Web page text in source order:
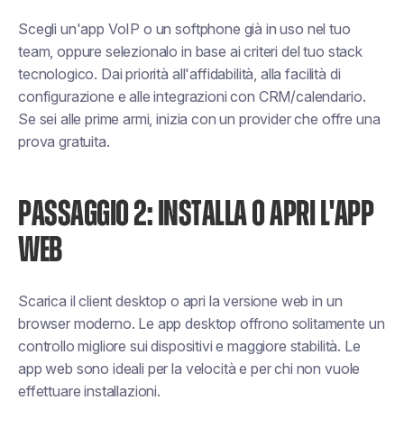
Scegli un'app VoIP o un softphone già in uso nel tuo
team, oppure selezionalo in base ai criteri del tuo stack
tecnologico. Dai priorità all'affidabilità, alla facilità di
configurazione e alle integrazioni con CRM/calendario.
Se sei alle prime armi, inizia con un provider che offre una
prova gratuita.
PASSAGGIO 2: INSTALLA O APRI L'APP
WEB
Scarica il client desktop o apri la versione web in un
browser moderno. Le app desktop offrono solitamente un
controllo migliore sui dispositivi e maggiore stabilità. Le
app web sono ideali per la velocità e per chi non vuole
effettuare installazioni.